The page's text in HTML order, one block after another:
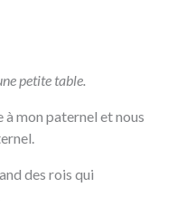
petite table.
mon paternel et nous
des rois qui